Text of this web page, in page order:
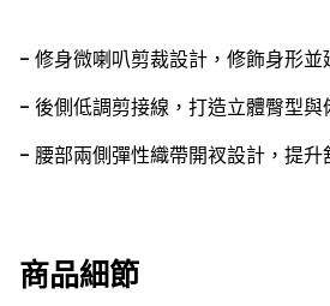
- 修身微喇叭剪裁設計，修飾身形並
- 後側低調剪接線，打造立體臀型與
- 腰部兩側彈性織帶開衩設計，提升
商品細節